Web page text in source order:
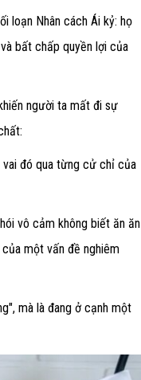
loạn Nhân cách Ái kỷ: họ
bất chấp quyền lợi của
người ta mất đi sự
vai đó qua từng cử chỉ của
vô cảm không biết ăn ăn
một vấn đề nghiêm
mà là đang ở cạnh một